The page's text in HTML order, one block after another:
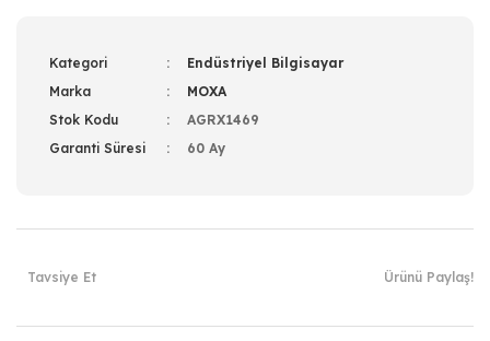
Kategori
Endüstriyel Bilgisayar
Marka
MOXA
Stok Kodu
AGRX1469
Garanti Süresi
60 Ay
Tavsiye Et Ürünü Paylaş!